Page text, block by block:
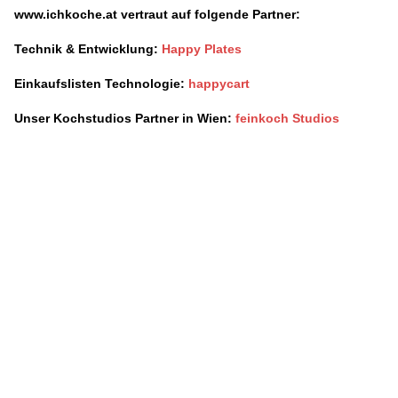
www.ichkoche.at vertraut auf folgende Partner:
Technik & Entwicklung: Happy Plates
Einkaufslisten Technologie: happycart
Unser Kochstudios Partner in Wien: feinkoch Studios